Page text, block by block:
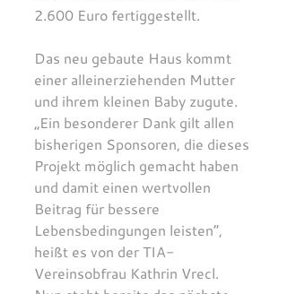
2.600 Euro fertiggestellt.
Das neu gebaute Haus kommt
einer alleinerziehenden Mutter
und ihrem kleinen Baby zugute.
„Ein besonderer Dank gilt allen
bisherigen Sponsoren, die dieses
Projekt möglich gemacht haben
und damit einen wertvollen
Beitrag für bessere
Lebensbedingungen leisten“,
heißt es von der TIA-
Vereinsobfrau Kathrin Vrecl.